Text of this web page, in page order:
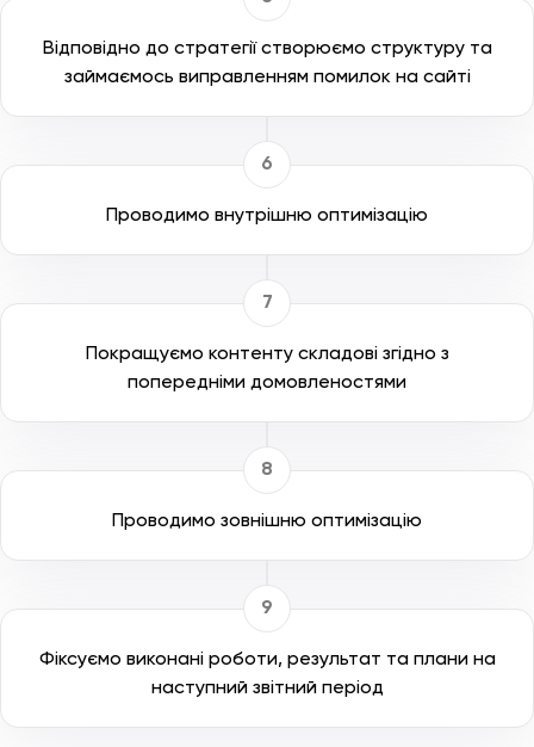
Відповідно до стратегії створюємо структуру та
займаємось виправленням помилок на сайті
Проводимо внутрішню оптимізацію
Покращуємо контенту складові згідно з
попередніми домовленостями
Проводимо зовнішню оптимізацію
Фіксуємо виконані роботи, результат та плани на
наступний звітний період